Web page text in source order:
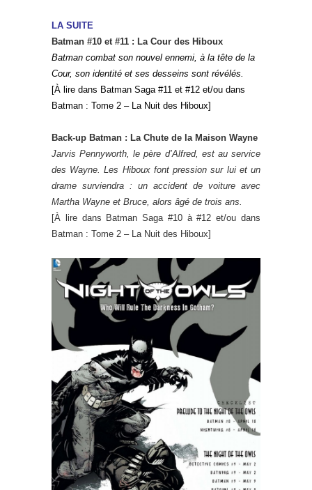
LA SUITE
Batman #10 et #11 : La Cour des Hiboux
Batman combat son nouvel ennemi, à la tête de la
Cour, son identité et ses desseins sont révélés.
[À lire dans Batman Saga #11 et #12 et/ou dans
Batman : Tome 2 – La Nuit des Hiboux]
Back-up Batman : La Chute de la Maison Wayne
Jarvis Pennyworth, le père d’Alfred, est au service
des Wayne. Les Hiboux font pression sur lui et un
drame surviendra : un accident de voiture avec
Martha Wayne et Bruce, alors âgé de trois ans.
[À lire dans Batman Saga #10 à #12 et/ou dans
Batman : Tome 2 – La Nuit des Hiboux]